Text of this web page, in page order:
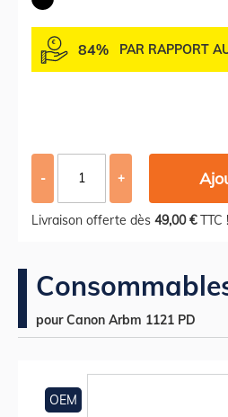
84% PAR RAPPORT
- +
Livraison offerte dès 49,00 €TTC !
pour Canon Arbm 1121 PD
OEM